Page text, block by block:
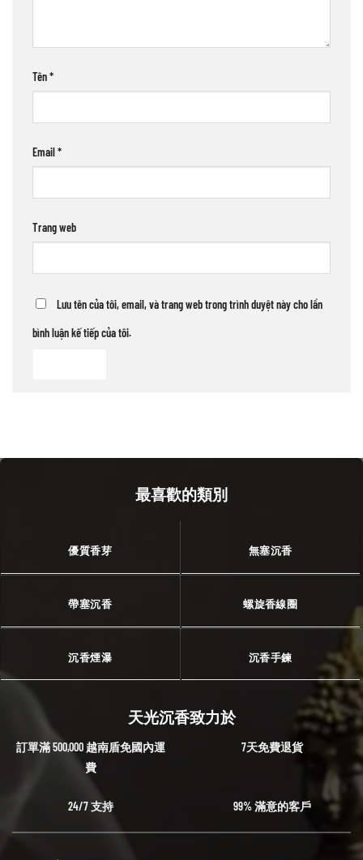
Tên*
Email*
Trang web
Lưu tên của tôi, email, và trang web trong trình duyệt này cho lần
bình luận kế tiếp của tôi.
最喜歡的類別
優質香芽 無塞沉香
帶塞沉香 螺旋香線圈
沉香煙瀑 沉香手鍊
天光沉香致力於
訂單滿 500,000 越南盾免國內運
費
7天免費退貨
24/7 支持 99% 滿意的客戶